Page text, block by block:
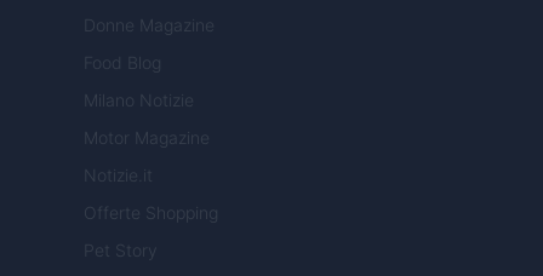
Donne Magazine
Food Blog
Milano Notizie
Motor Magazine
Notizie.it
Offerte Shopping
Pet Story